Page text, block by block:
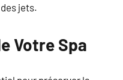
jets.
Votre Spa